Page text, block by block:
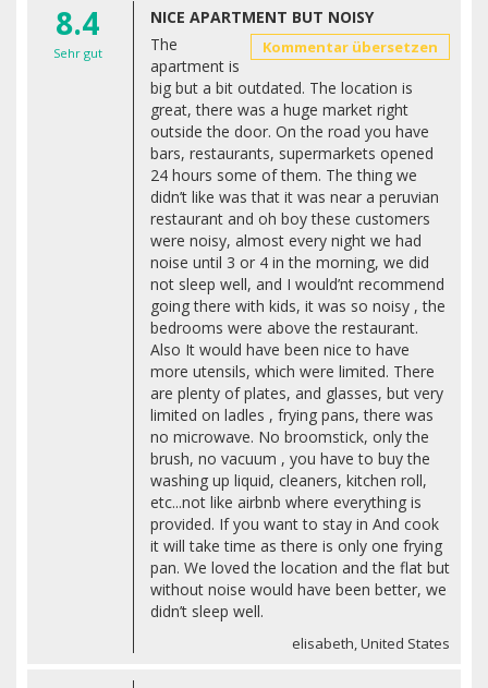
8.4
Sehr gut
NICE APARTMENT BUT NOISY
Kommentar übersetzen
The
apartment is
big but a bit outdated. The location is
great, there was a huge market right
outside the door. On the road you have
bars, restaurants, supermarkets opened
24 hours some of them. The thing we
didn’t like was that it was near a peruvian
restaurant and oh boy these customers
were noisy, almost every night we had
noise until 3 or 4 in the morning, we did
not sleep well, and I would’nt recommend
going there with kids, it was so noisy , the
bedrooms were above the restaurant.
Also It would have been nice to have
more utensils, which were limited. There
are plenty of plates, and glasses, but very
limited on ladles , frying pans, there was
no microwave. No broomstick, only the
brush, no vacuum , you have to buy the
washing up liquid, cleaners, kitchen roll,
etc...not like airbnb where everything is
provided. If you want to stay in And cook
it will take time as there is only one frying
pan. We loved the location and the flat but
without noise would have been better, we
didn’t sleep well.
elisabeth, United States